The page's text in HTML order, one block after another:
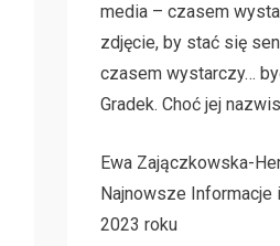
media – czasem
zdjęcie, by stać się
czasem wystarczy…
Gradek. Choć jej
Ewa Zajączkowska-
Najnowsze Informacje
2023 roku